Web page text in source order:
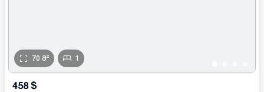
70 მ² 1
458 $